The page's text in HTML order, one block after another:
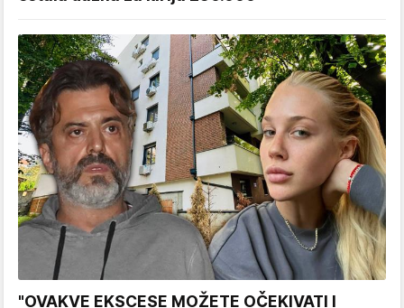
"OVAKVE EKSCESE MOŽETE OČEKIVATI I